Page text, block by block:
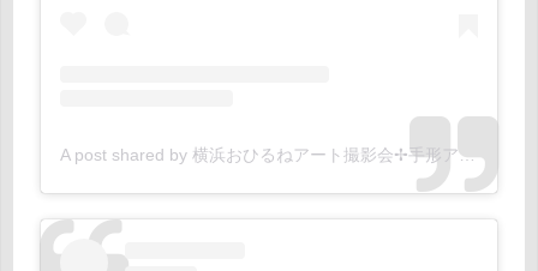
A post shared by 横浜おひるねアート撮影会✢手形アート 水野さゆ (@ohiruneart.hugmum)